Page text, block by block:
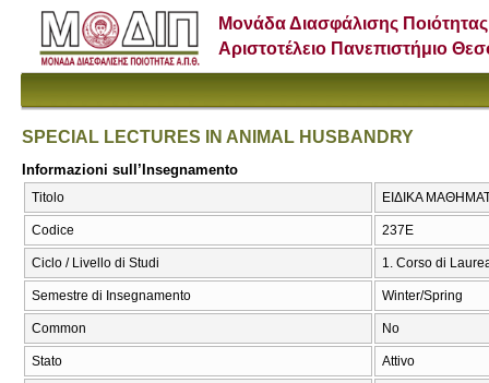
Μονάδα Διασφάλισης Ποιότητας
Αριστοτέλειο Πανεπιστήμιο
SPECIAL LECTURES IN ANIMAL HUSBANDRY
Informazioni sull’Insegnamento
Titolo ΕΙΔΙΚΑ
Codice 237Ε
Ciclo / Livello di Studi 1. Corso di
Semestre di Insegnamento Winter/Spring
Common No
Stato Attivo